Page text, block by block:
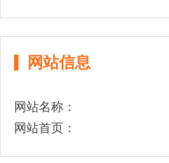
网站信息
网站名称：
网站首页：